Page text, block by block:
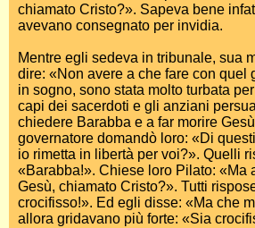
chiamato Cristo?». Sapeva bene
avevano consegnato per invidia.
Mentre egli sedeva in tribunale, sua
dire: «Non avere a che fare con quel
in sogno, sono stata molto turbata
capi dei sacerdoti e gli anziani
chiedere Barabba e a far morire
governatore domandò loro: «Di
io rimetta in libertà per voi?». Quelli
«Barabba!». Chiese loro Pilato: «Ma
Gesù, chiamato Cristo?». Tutti
crocifisso!». Ed egli disse: «Ma che
allora gridavano più forte: «Sia